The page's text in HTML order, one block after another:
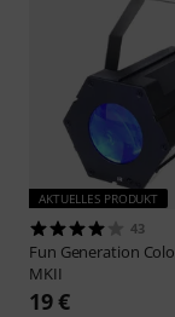
AKTUELLES PRODUKT
43
Fun Generation
MKII
19 €